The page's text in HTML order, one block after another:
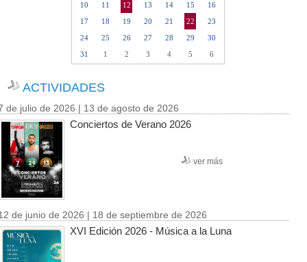
10
11 12 13 14 15
16
17
18 19 20 21 22
23
24
25 26 27 28 29
30
31
1 2 3 4 5 6
ACTIVIDADES
de julio de 2026 | 13 de agosto de 2026
Conciertos de Verano 2026
ver más
de junio de 2026 | 18 de septiembre de 2026
XVI Edición 2026 - Música a la Luna